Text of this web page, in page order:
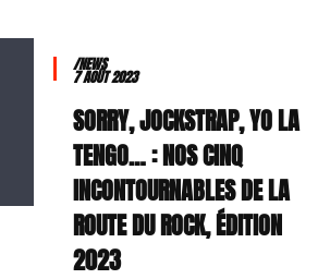
/NEWS
7 AOÛT 2023
SORRY, JOCKSTRAP, YO LA
TENGO… : NOS CINQ
INCONTOURNABLES DE LA
ROUTE DU ROCK, ÉDITION
2023